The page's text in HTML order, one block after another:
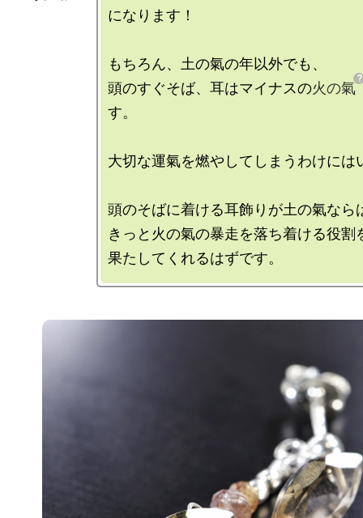
になります！
もちろん、土の氣の年以外でも、
頭のすぐそば、耳はマイナスの火の氣
す。
大切な運氣を燃やしてしまうわけには
頭のそばに着ける耳飾りが土の氣なら
きっと火の氣の暴走を落ち着ける役割